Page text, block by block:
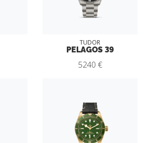
TUDOR
PELAGOS 39
5240 €